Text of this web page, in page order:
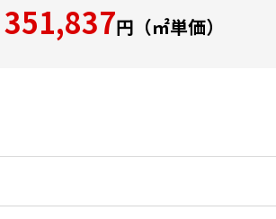
351,837円（㎡単価）